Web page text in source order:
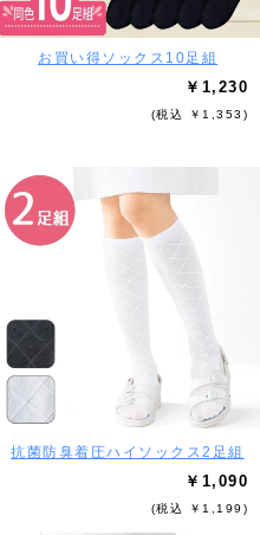
お買い得ソックス10足組
￥1,230
(税込 ￥1,353)
抗菌防臭着圧ハイソックス2足組
￥1,090
(税込 ￥1,199)